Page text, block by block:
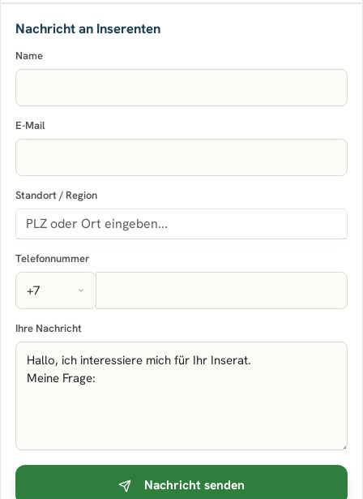
Nachricht an Inserenten
Name
E-Mail
Standort / Region
Telefonnummer
Ihre Nachricht
Nachricht senden